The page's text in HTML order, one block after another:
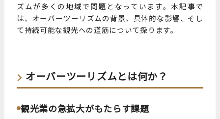
ズムが多くの地域で問題となっています。本記事で
は、オーバーツーリズムの背景、具体的な影響、そし
て持続可能な観光への道筋について探ります。
オーバーツーリズムとは何か？
観光業の急拡大がもたらす課題